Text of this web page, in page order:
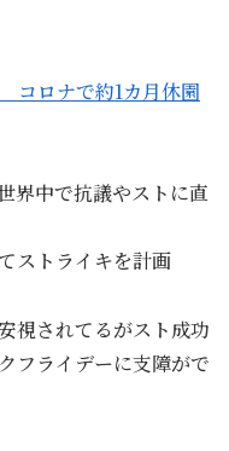
コロナで約1カ月休園
界中で抗議やストに直
ストライキを計画
視されてるがスト成功
フライデーに支障がで